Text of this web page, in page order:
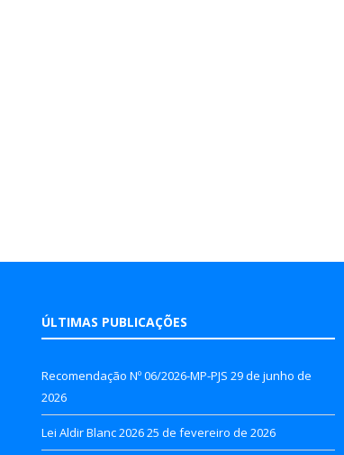
ÚLTIMAS PUBLICAÇÕES
Recomendação Nº 06/2026-MP-PJS 29 de junho de
2026
Lei Aldir Blanc 202625 de fevereiro de 2026